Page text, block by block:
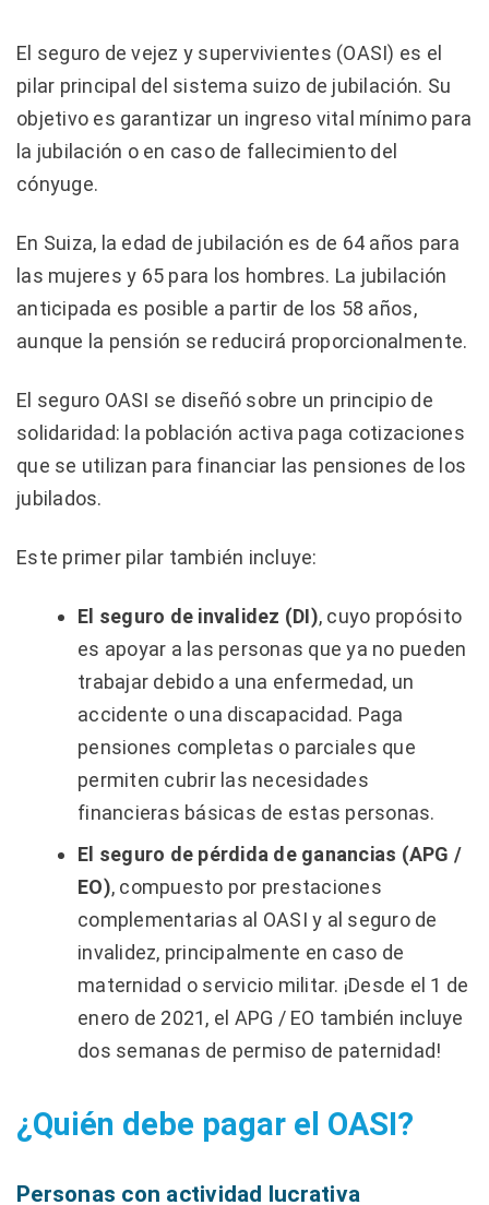
El seguro de vejez y supervivientes (OASI) es el
pilar principal del sistema suizo de jubilación. Su
objetivo es garantizar un ingreso vital mínimo para
la jubilación o en caso de fallecimiento del
cónyuge.
En Suiza, la edad de jubilación es de 64 años para
las mujeres y 65 para los hombres. La jubilación
anticipada es posible a partir de los 58 años,
aunque la pensión se reducirá proporcionalmente.
El seguro OASI se diseñó sobre un principio de
solidaridad: la población activa paga cotizaciones
que se utilizan para financiar las pensiones de los
jubilados.
Este primer pilar también incluye:
El seguro de invalidez (DI), cuyo propósito
es apoyar a las personas que ya no pueden
trabajar debido a una enfermedad, un
accidente o una discapacidad. Paga
pensiones completas o parciales que
permiten cubrir las necesidades
financieras básicas de estas personas.
El seguro de pérdida de ganancias (APG /
EO), compuesto por prestaciones
complementarias al OASI y al seguro de
invalidez, principalmente en caso de
maternidad o servicio militar. ¡Desde el 1 de
enero de 2021, el APG / EO también incluye
dos semanas de permiso de paternidad!
¿Quién debe pagar el OASI?
Personas con actividad lucrativa